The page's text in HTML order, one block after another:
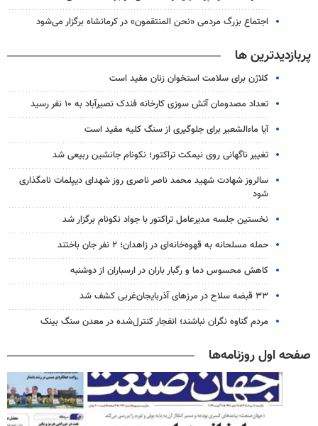
اجتماع بزرگ مردمی «نحن المنتقمون» در کرمانشاه برگزار می‌شود
پربازدیدترین ها
کلاژن برای سلامت استخوان زنان مفید است
تعداد مصدومان آتش سوزی کارخانه فندک نصیرآباد به ۱۰ نفر رسید
آیا ماءالشعیر برای جلوگیری از سنگ کلیه مفید است
تغییر ناگهانی روی نیمکت تراکتور؛ نکونام جانشین ربیعی شد
سالروز شهادت شهید محمد ناصر ناصری روز شهدای دیپلمات نامگذاری
شود
نخستین جلسه مدیرعامل تراکتور با جواد نکونام برگزار شد
حمله مسلحانه به قهوه‌خانه‌ای در زاهدان؛ ۲ نفر جان باختند
کاهش محسوس دما و رگبار باران در ارسباران از دوشنبه
۳۳ قبضه سلاح در مرزهای آذربایجان‌غربی کشف شد
مردم گناوه نگران نباشند؛ انفجار کنترل‌شده در معدن سنگ بینک
صفحه اول روزنامه‌ها